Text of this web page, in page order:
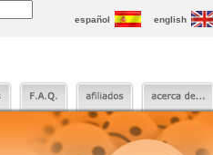
español
english